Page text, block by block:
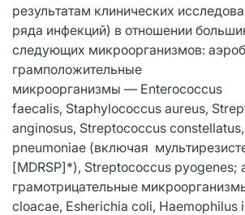
результатам клинических
ряда инфекций) в отношении
следующих микроорганизмов:
грамположительные
микроорганизмы — Enterococcus
faecalis, Staphylococcus aureus,
anginosus, Streptococcus
pneumoniae (включая
[MDRSP]*), Streptococcus pyogenes;
грамотрицательные
cloacae, Esherichia coli, Haemophilus